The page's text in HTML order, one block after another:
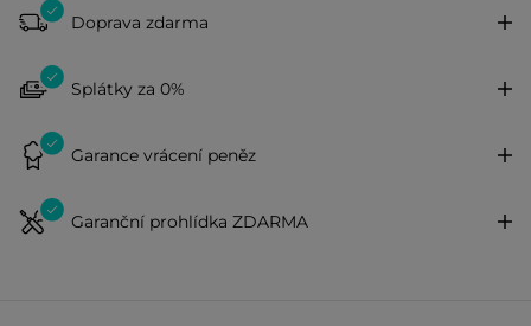
Doprava zdarma
Splátky za 0%
Garance vrácení peněz
Garanční prohlídka ZDARMA